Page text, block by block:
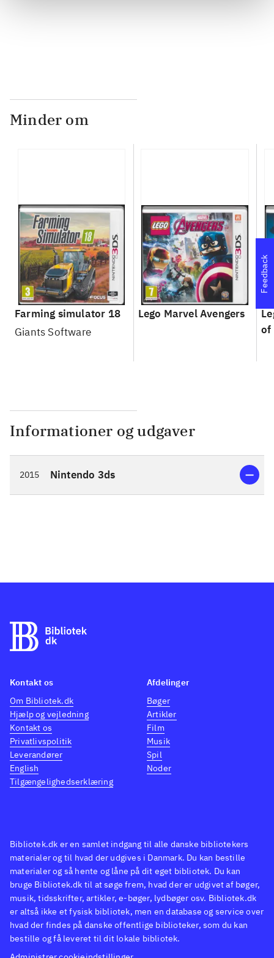
Minder om
Farming simulator 18
Giants Software
Lego Marvel Avengers
of
Informationer og udgaver
2015 Nintendo 3ds
Feedback
Bibliotek.dk er en samlet indgang til alle danske bibliotekers
materialer og til hvad der udgives i Danmark. Du kan bestille
materialer og så hente og låne på dit eget bibliotek. Du kan
bruge Bibliotek.dk til at søge frem, hvad der er udgivet af bøger,
musik, tidsskrifter, artikler, e-bøger, lydbøger osv. Bibliotek.dk
er altså ikke et fysisk bibliotek, men en database og service over
hvad der findes på danske offentlige biblioteker, som du kan
bestille og få leveret til dit lokale bibliotek.
Kontakt os
Om Bibliotek.dk
Hjælp og vejledning
Kontakt os
Privatlivspolitik
Leverandører
English
Tilgængelighedserklæring
Afdelinger
Bøger
Artikler
Film
Musik
Spil
Noder